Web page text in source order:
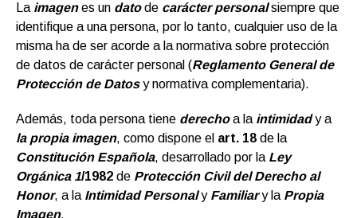
La imagenes un datode carácter personal siempre que
identifique a una persona, por lo tanto, cualquier uso de la
misma ha de ser acorde a la normativa sobre protección
de datos de carácter personal (Reglamento General de
Protección de Datosy normativa complementaria).
Además, toda persona tiene derechoa la intimidady a
la propia imagen, como dispone el art. 18 de la
Constitución Española, desarrollado por la Ley
Orgánica 1/1982 de Protección Civil del Derecho al
Honor, a la Intimidad Personal y Familiary la Propia
Imagen.